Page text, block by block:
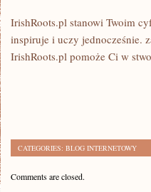
IrishRoots.pl stanowi Twoim
inspiruje i uczy jednocześnie.
IrishRoots.pl pomoże Ci w
CATEGORIES: BLOG INTERNETOWY
Comments are closed.